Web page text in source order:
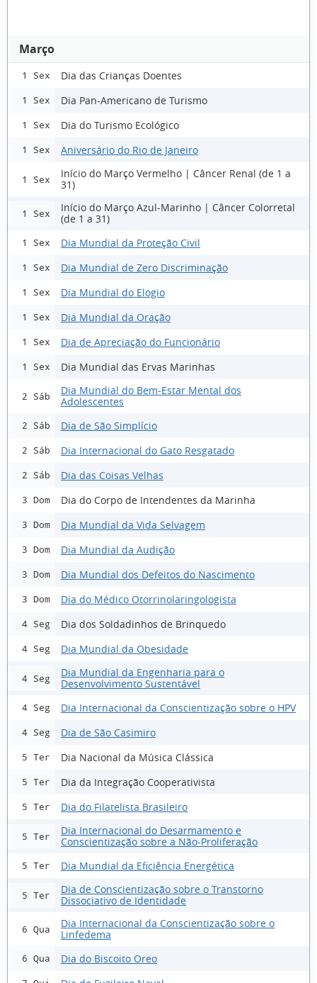
Março
1 Sex Dia das Crianças Doentes
1 Sex Dia Pan-Americano de Turismo
1 Sex Dia do Turismo Ecológico
1 Sex Aniversário do Rio de Janeiro
1 Sex
Início do Março Vermelho | Câncer Renal (de 1 a
31)
1 Sex
Início do Março Azul-Marinho | Câncer Colorretal
(de 1 a 31)
1 Sex Dia Mundial da Proteção Civil
1 Sex Dia Mundial de Zero Discriminação
1 Sex Dia Mundial do Elogio
1 Sex Dia Mundial da Oração
1 Sex Dia de Apreciação do Funcionário
1 Sex Dia Mundial das Ervas Marinhas
2 Sáb
Dia Mundial do Bem-Estar Mental dos
Adolescentes
2 Sáb Dia de São Simplício
2 Sáb Dia Internacional do Gato Resgatado
2 Sáb Dia das Coisas Velhas
3 Dom Dia do Corpo de Intendentes da Marinha
3 Dom Dia Mundial da Vida Selvagem
3 Dom Dia Mundial da Audição
3 Dom Dia Mundial dos Defeitos do Nascimento
3 Dom Dia do Médico Otorrinolaringologista
4 Seg Dia dos Soldadinhos de Brinquedo
4 Seg Dia Mundial da Obesidade
4 Seg
Dia Mundial da Engenharia para o
Desenvolvimento Sustentável
4 Seg Dia Internacional da Conscientização sobre o HPV
4 Seg Dia de São Casimiro
5 Ter Dia Nacional da Música Clássica
5 Ter Dia da Integração Cooperativista
5 Ter Dia do Filatelista Brasileiro
5 Ter
Dia Internacional do Desarmamento e
Conscientização sobre a Não-Proliferação
5 Ter Dia Mundial da Eficiência Energética
5 Ter
Dia de Conscientização sobre o Transtorno
Dissociativo de Identidade
6 Qua
Dia Internacional da Conscientização sobre o
Linfedema
6 Qua Dia do Biscoito Oreo